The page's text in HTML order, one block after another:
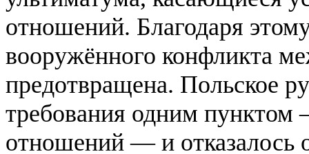
отношений. Благодаря
вооружённого конфликта
предотвращена. Польское
требования одним пунктом
отношений — и отказалось